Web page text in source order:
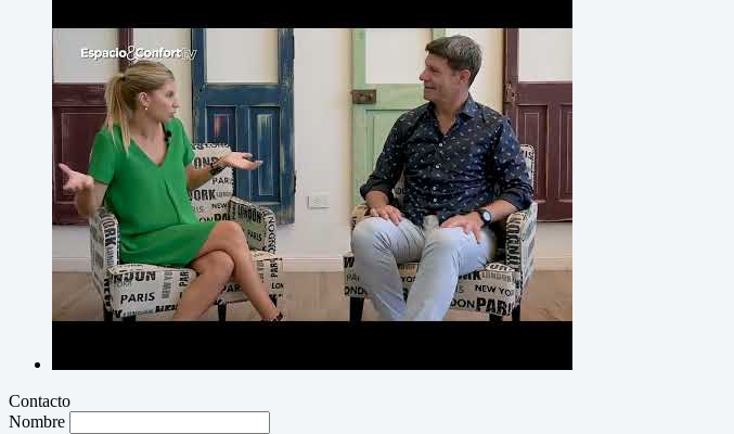
Contacto
Nombre